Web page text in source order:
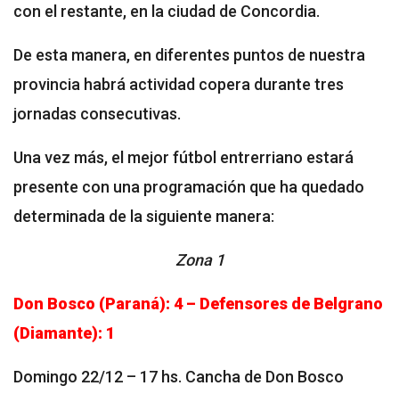
con el restante, en la ciudad de Concordia.
De esta manera, en diferentes puntos de nuestra
provincia habrá actividad copera durante tres
jornadas consecutivas.
Una vez más, el mejor fútbol entrerriano estará
presente con una programación que ha quedado
determinada de la siguiente manera:
Zona 1
Don Bosco (Paraná): 4 – Defensores de Belgrano
(Diamante): 1
Domingo 22/12 – 17 hs. Cancha de Don Bosco